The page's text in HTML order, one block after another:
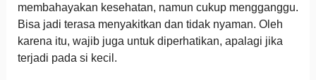
membahayakan kesehatan, namun cukup mengganggu.
Bisa jadi terasa menyakitkan dan tidak nyaman. Oleh
karena itu, wajib juga untuk diperhatikan, apalagi jika
terjadi pada si kecil.